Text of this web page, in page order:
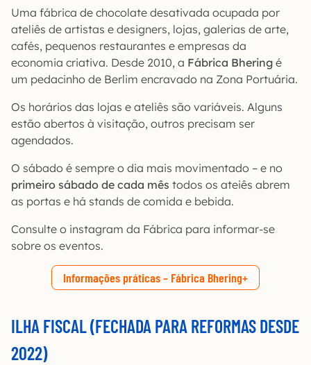
Uma fábrica de chocolate desativada ocupada por
ateliês de artistas e designers, lojas, galerias de arte,
cafés, pequenos restaurantes e empresas da
economia criativa. Desde 2010, a Fábrica Bhering é
um pedacinho de Berlim encravado na Zona Portuária.
Os horários das lojas e ateliês são variáveis. Alguns
estão abertos à visitação, outros precisam ser
agendados.
O sábado é sempre o dia mais movimentado – e no
primeiro sábado de cada mês todos os ateiês abrem
as portas e há stands de comida e bebida.
Consulte o instagram da Fábrica para informar-se
sobre os eventos.
Informações práticas – Fábrica Bhering
ILHA FISCAL (FECHADA PARA REFORMAS DESDE
2022)